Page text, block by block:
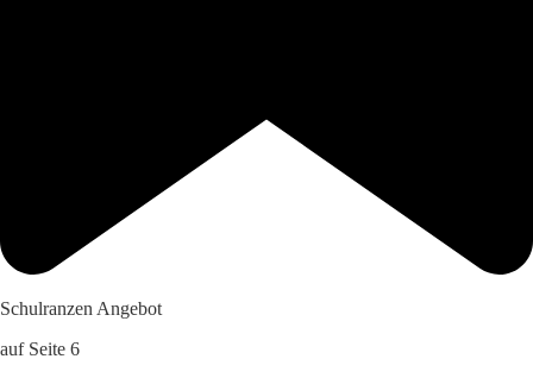
Schulranzen Angebot
auf Seite 6